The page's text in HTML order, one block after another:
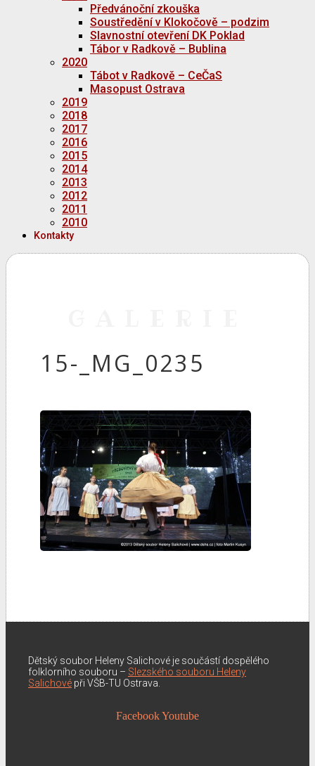
Předvánoční zkouška
Soustředění v Klokočově – podzim
Slavnostní otevření DK Poklad
Tábor v Radkově – Bublina
2020
Tábot v Radkově – CeČaS
Masopust Ostrava
2019
2018
2017
2016
2015
2014
2013
2012
2011
2010
Kontakty
15-_MG_0235
Dětský soubor Heleny Salichové je součástí dospělého
folklorního souboru – Slezského souboru Heleny
Salichové při VŠB-TU Ostrava.
FacebookYoutube